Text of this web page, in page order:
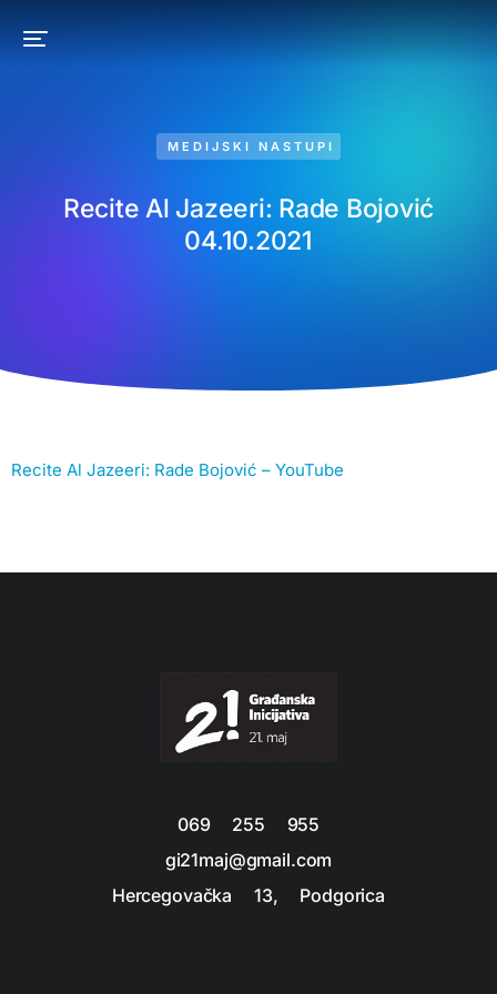
MEDIJSKI NASTUPI
Recite Al Jazeeri: Rade Bojović
04.10.2021
Recite Al Jazeeri: Rade Bojović – YouTube
069 255 955
gi21maj@gmail.com
Hercegovačka 13, Podgorica